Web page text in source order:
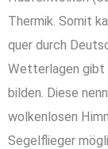
Thermik. Somit
quer durch
Wetterlagen gibt
bilden. Diese
wolkenlosen
Segelflieger